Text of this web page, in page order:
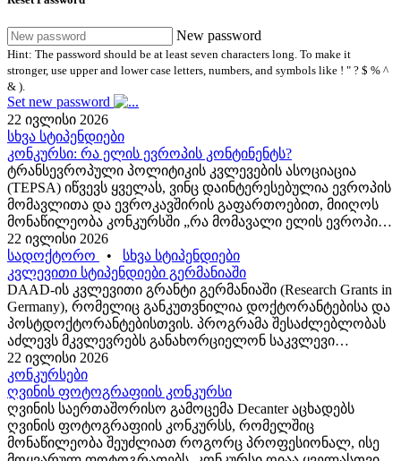
New password
Hint: The password should be at least seven characters long. To make it
stronger, use upper and lower case letters, numbers, and symbols like ! " ? $ % ^
& ).
Set new password
22 ივლისი 2026
სხვა სტიპენდიები
კონკურსი: რა ელის ევროპის კონტინენტს?
ტრანსევროპული პოლიტიკის კვლევების ასოციაცია
(TEPSA) იწვევს ყველას, ვინც დაინტერესებულია ევროპის
მომავლითა და ევროკავშირის გაფართოებით, მიიღოს
მონაწილეობა კონკურსში „რა მომავალი ელის ევროპის
კონტინენტს?“; მონაწილეები ერთმანეთს გაუზიარებენ
საკუთარი იდეებსა და ხედვება, რათა...
22 ივლისი 2026
სადოქტორო
• სხვა სტიპენდიები
კვლევითი სტიპენდიები გერმანიაში
DAAD-ის კვლევითი გრანტი გერმანიაში (Research Grants in
Germany), რომელიც განკუთვნილია დოქტორანტებისა და
პოსტდოქტორანტებისთვის. პროგრამა შესაძლებლობას
აძლევს მკვლევრებს განახორციელონ საკვლევი
პროექტი გერმანიის სახელმწიფო ან სახელმწიფო მიერ
აღიარებულ უმაღლეს სასწავლებელში / სამეცნიერო-
კვლევით...
22 ივლისი 2026
კონკურსები
ღვინის ფოტოგრაფიის კონკურსი
ღვინის საერთაშორისო გამოცემა Decanter აცხადებს
ღვინის ფოტოგრაფიის კონკურსს, რომელშიც
მონაწილეობა შეუძლიათ როგორც პროფესიონალ, ისე